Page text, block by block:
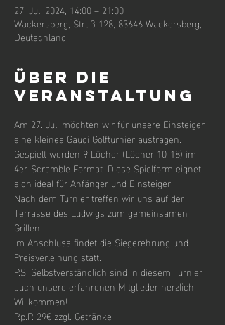
27. Juli 2024, 14:00 – 21:00
Wackersberg, Straß 128, 83646 Wackersberg,
Deutschland
Über die
Veranstaltung
Am 27. Juli möchten wir für unsere Einsteiger
eine kleines Gaudi Golfturnier austragen.
Gespielt werden 9 Löcher (Löcher 10-18) im
4er-Scramble Format. Diese Spielform eignet
sich ideal für Anfänger und Einsteiger.
Nach dem Turnier treffen wir uns auf der
Terrasse des Ludwigs zum gemeinsamen
Grillen.
Im Anschluss findet die Siegerehrung und
Preisverleihung statt.
P.S. Selbstverständlich sind in diesem Turnier
auch unsere erfahrenen Mitglieder herzlich
Willkommen!
P.p.P. 29€ zzgl. Getränke